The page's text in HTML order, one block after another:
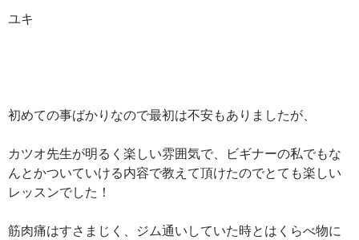
ユキ
初めての事ばかりなので最初は不安もありましたが、
カツオ先生が明るく楽しい雰囲気で、ビギナーの私でもな
んとかついていける内容で教えて頂けたのでとても楽しい
レッスンでした！
筋肉痛はすさまじく、ジム通いしていた時とはくらべ物に